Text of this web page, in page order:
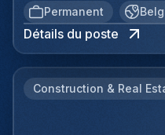
matchen we toptalent
sectoren. Met onze
we naar duurzame
we vinden de perfecte
Permanent
Détails du poste
Construction & Real